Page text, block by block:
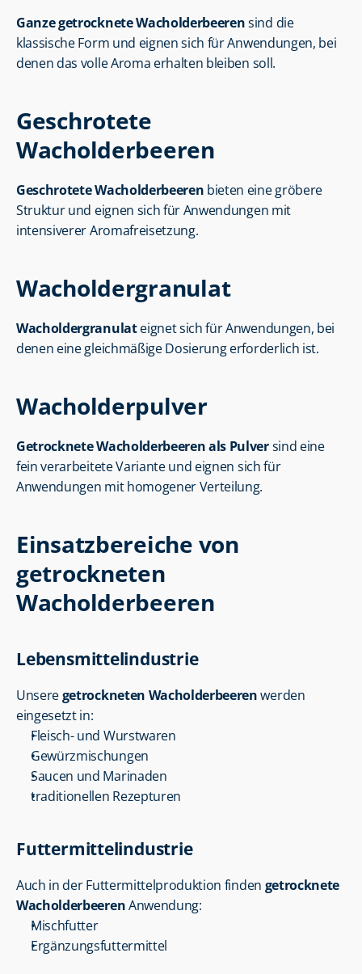
Ganze getrocknete Wacholderbeeren sind die
klassische Form und eignen sich für Anwendungen, bei
denen das volle Aroma erhalten bleiben soll.
Geschrotete
Wacholderbeeren
Geschrotete Wacholderbeeren bieten eine gröbere
Struktur und eignen sich für Anwendungen mit
intensiverer Aromafreisetzung.
Wacholdergranulat
Wacholdergranulat eignet sich für Anwendungen, bei
denen eine gleichmäßige Dosierung erforderlich ist.
Wacholderpulver
Getrocknete Wacholderbeeren als Pulver sind eine
fein verarbeitete Variante und eignen sich für
Anwendungen mit homogener Verteilung.
Einsatzbereiche von
getrockneten
Wacholderbeeren
Lebensmittelindustrie
Unsere getrockneten Wacholderbeeren werden
eingesetzt in:
Fleisch- und Wurstwaren
Gewürzmischungen
Saucen und Marinaden
traditionellen Rezepturen
Futtermittelindustrie
Auch in der Futtermittelproduktion finden getrocknete
Wacholderbeeren Anwendung:
Mischfutter
Ergänzungsfuttermittel